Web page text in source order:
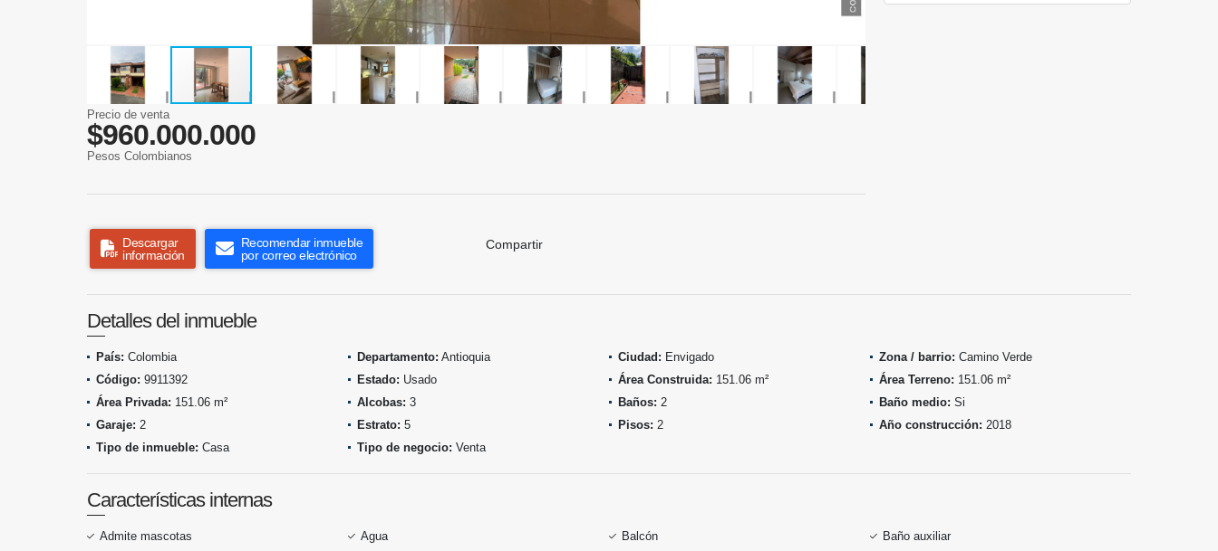
Precio de venta
$960.000.000
Pesos Colombianos
Descargar
información
Recomendar inmueble
por correo electrónico
Compartir
Detalles del inmueble
País: Colombia Departamento: Antioquia Ciudad: Envigado Zona / barrio: Camino Verde
Código: 9911392 Estado: Usado Área Construida: 151.06 m² Área Terreno: 151.06 m²
Área Privada: 151.06 m² Alcobas: 3 Baños: 2 Baño medio: Si
Garaje: 2 Estrato: 5 Pisos: 2 Año construcción: 2018
Tipo de inmueble: Casa Tipo de negocio: Venta
Características internas
Admite mascotas Agua Balcón
Baño auxiliar